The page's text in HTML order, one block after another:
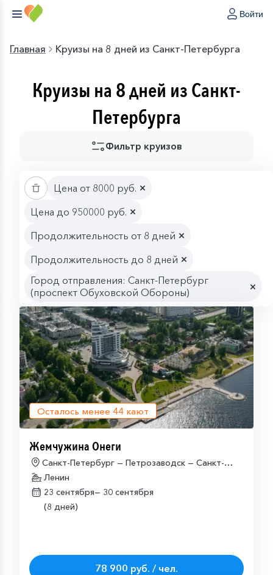
Войти
Главная Круизы на 8 дней из Санкт-Петербурга
Круизы на 8 дней из Санкт-
Петербурга
Фильтр круизов
Цена от 8000 руб.
Цена до 950000 руб.
Продолжительность от 8 дней
Продолжительность до 8 дней
Город отправления: Санкт-Петербург
(проспект Обуховской Обороны)
Осталось менее 44 кают
Жемчужина Онеги
Санкт-Петербург — Петрозаводск — Санкт-
Петербург
Ленин
23 сентября— 30 сентября
(8 дней)
78 900 руб. / чел.